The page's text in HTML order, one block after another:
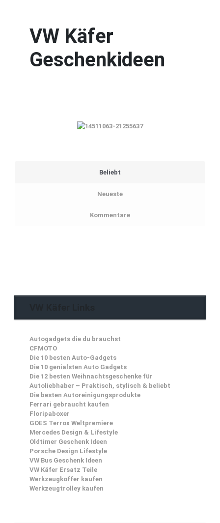
VW Käfer
Geschenkideen
Beliebt
Neueste
Kommentare
Autogadgets die du brauchst
CFMOTO
Die 10 besten Auto-Gadgets
Die 10 genialsten Auto Gadgets
Die 12 besten Weihnachtsgeschenke für
Autoliebhaber – Praktisch, stylisch & beliebt
Die besten Autoreinigungsprodukte
Ferrari gebraucht kaufen
Floripaboxer
GOES Terrox Weltpremiere
Mercedes Design & Lifestyle
Oldtimer Geschenk Ideen
Porsche Design Lifestyle
VW Bus Geschenk Ideen
VW Käfer Ersatz Teile
Werkzeugkoffer kaufen
Werkzeugtrolley kaufen